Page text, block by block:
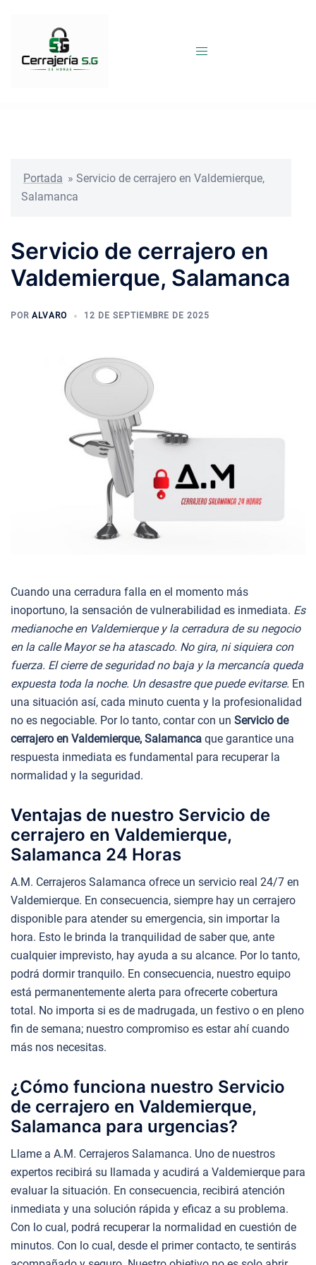
Portada » Servicio de cerrajero en Valdemierque,
Salamanca
Servicio de cerrajero en
Valdemierque, Salamanca
POR ALVARO 12 DE SEPTIEMBRE DE 2025
Cuando una cerradura falla en el momento más
inoportuno, la sensación de vulnerabilidad es inmediata. Es
medianoche en Valdemierque y la cerradura de su negocio
en la calle Mayor se ha atascado. No gira, ni siquiera con
fuerza. El cierre de seguridad no baja y la mercancía queda
expuesta toda la noche. Un desastre que puede evitarse. En
una situación así, cada minuto cuenta y la profesionalidad
no es negociable. Por lo tanto, contar con un Servicio de
cerrajero en Valdemierque, Salamanca que garantice una
respuesta inmediata es fundamental para recuperar la
normalidad y la seguridad.
Ventajas de nuestro Servicio de
cerrajero en Valdemierque,
Salamanca 24 Horas
A.M. Cerrajeros Salamanca ofrece un servicio real 24/7 en
Valdemierque. En consecuencia, siempre hay un cerrajero
disponible para atender su emergencia, sin importar la
hora. Esto le brinda la tranquilidad de saber que, ante
cualquier imprevisto, hay ayuda a su alcance. Por lo tanto,
podrá dormir tranquilo. En consecuencia, nuestro equipo
está permanentemente alerta para ofrecerte cobertura
total. No importa si es de madrugada, un festivo o en pleno
fin de semana; nuestro compromiso es estar ahí cuando
más nos necesitas.
¿Cómo funciona nuestro Servicio
de cerrajero en Valdemierque,
Salamanca para urgencias?
Llame a A.M. Cerrajeros Salamanca. Uno de nuestros
expertos recibirá su llamada y acudirá a Valdemierque para
evaluar la situación. En consecuencia, recibirá atención
inmediata y una solución rápida y eficaz a su problema.
Con lo cual, podrá recuperar la normalidad en cuestión de
minutos. Con lo cual, desde el primer contacto, te sentirás